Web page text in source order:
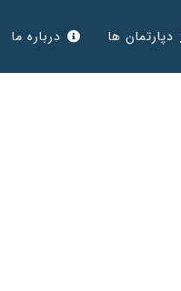
دپارتمان ها درباره ما